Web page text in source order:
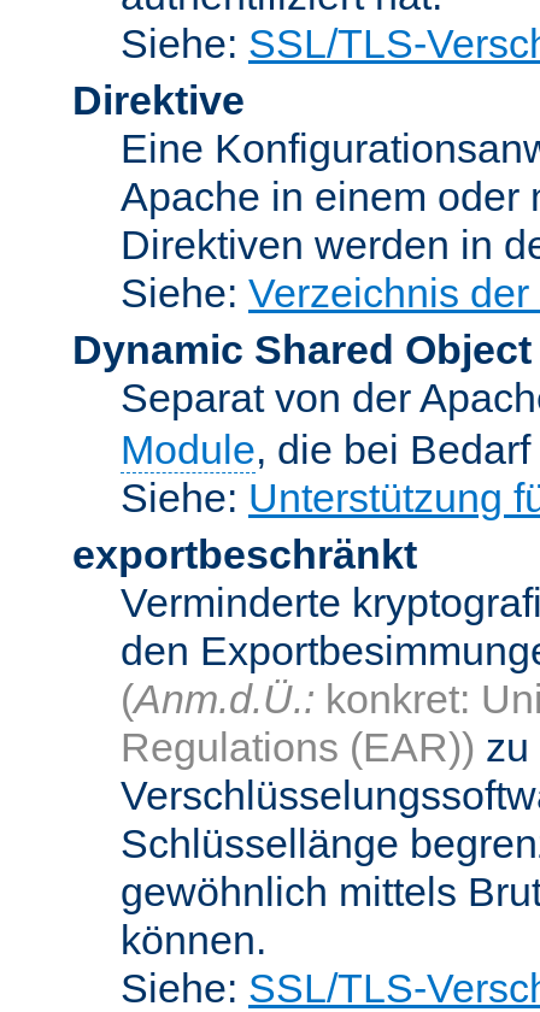
Siehe: SSL/TLS-
Direktive
Eine
Apache in einem oder
Direktiven werden in
Siehe: Verzeichnis
Dynamic Shared Object
Separat von der
Module, die bei
Siehe: Unterstützung
exportbeschränkt
Verminderte
den
(Anm.d.Ü.: konkret:
Regulations (EAR)) zu
Schlüssellänge
gewöhnlich mittels
können.
Siehe: SSL/TLS-